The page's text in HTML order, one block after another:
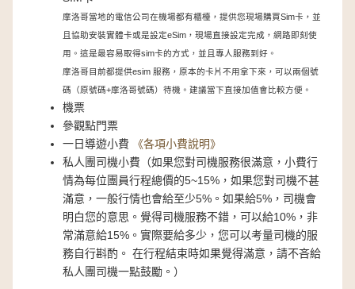
摩洛哥當地的電信公司在機場都有櫃檯，提供您現場購買Sim卡，並
且協助安裝實體卡或是設定eSim，現場直接設定完成，網路即刻使
用。這是最容易取得sim卡的方式，並且專人服務到好。
摩洛哥目前都提供esim 服務，原本的卡片不用拿下來，可以兩個號
碼（原號碼+摩洛哥號碼）待機。建議當下直接加值會比較方便。
機票
參觀點門票
一日導遊小費
《各項小費說明》
私人團司機小費（如果您對司機服務很滿意，小費行
情為每位團員行程總價的5~15%，如果您對司機不甚
滿意，一般行情也會給至少5%。如果給5%，司機會
明白您的意思。覺得司機服務不錯，可以給10%，非
常滿意給15%。實際要給多少，您可以考量司機的服
務自行斟酌。 在行程結束時如果覺得滿意，請不吝給
私人團司機一點鼓勵。）